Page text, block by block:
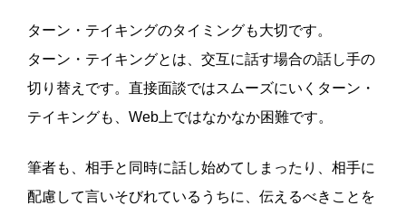
ターン・テイキングのタイミングも大切です。
ターン・テイキングとは、交互に話す場合の話し手の
切り替えです。直接面談ではスムーズにいくターン・
テイキングも、Web上ではなかなか困難です。
筆者も、相手と同時に話し始めてしまったり、相手に
配慮して言いそびれているうちに、伝えるべきことを